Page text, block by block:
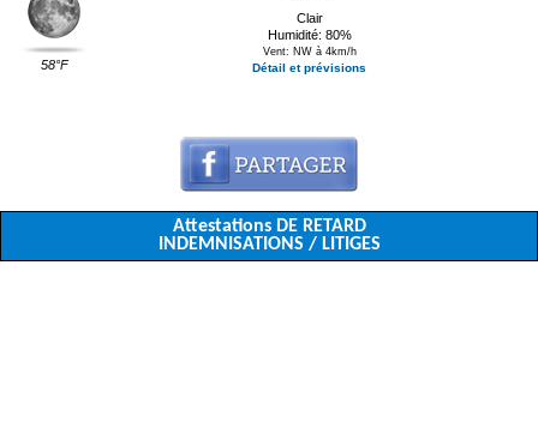
58°F
Clair
Humidité: 80%
Vent: NW à 4km/h
Détail et prévisions
Attestations DE RETARD
INDEMNISATIONS / LITIGES